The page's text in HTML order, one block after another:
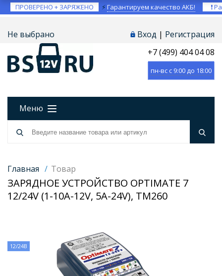
ПРОВЕРЕНО + ЗАРЯЖЕНО ⚡Гарантируем качество АКБ! ❗
Не выбрано Вход | Регистрация
+7 (499) 404 04 08
пн-вс с 9:00 до 18:00
Меню
Главная / Товар
ЗАРЯДНОЕ УСТРОЙСТВО OPTIMATE 7
12/24V (1-10А-12V, 5A-24V), TM260
12/24В